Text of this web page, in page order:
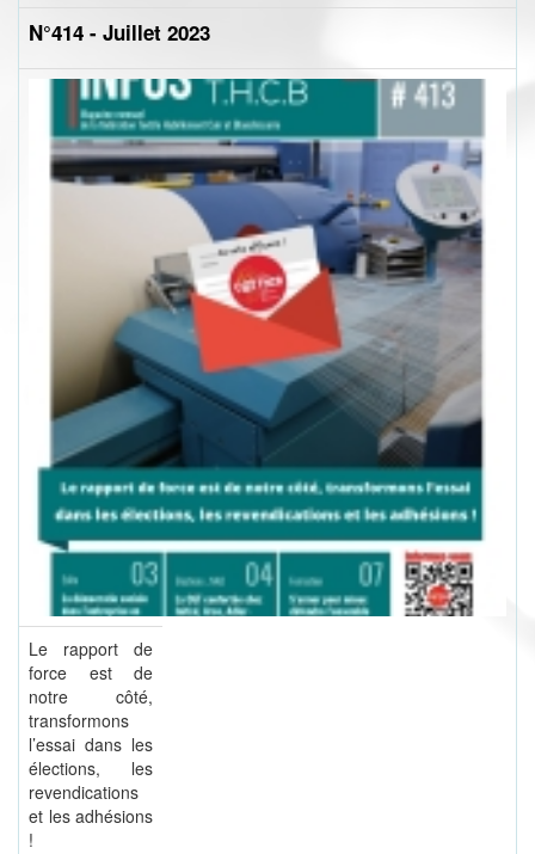
N°414 - Juillet 2023
Le rapport de
force est de
notre côté,
transformons
l’essai dans les
élections, les
revendications
et les adhésions
!